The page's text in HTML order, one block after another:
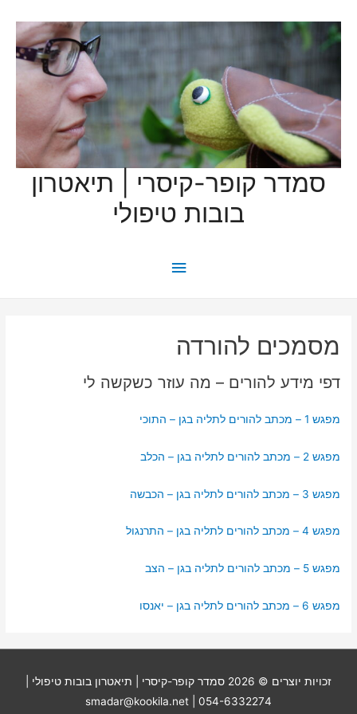
סמדר קופר-קיסרי | תיאטרון
בובות טיפולי
תפריט
מסמכים להורדה
דפי מידע להורים – מה עוזר כשקשה לי
מפגש 1 – מכתב להורים לתליה בגן – התוכי
מפגש 2 – מכתב להורים לתליה בגן – הכלב
מפגש 3 – מכתב להורים לתליה בגן – הכבשה
מפגש 4 – מכתב להורים לתליה בגן – התרנגול
מפגש 5 – מכתב להורים לתליה בגן – הצב
מפגש 6 – מכתב להורים לתליה בגן – יאנסו
זכויות יוצרים © 2026 סמדר קופר-קיסרי | תיאטרון בובות טיפולי
054-6332274 | smadar@kookila.net